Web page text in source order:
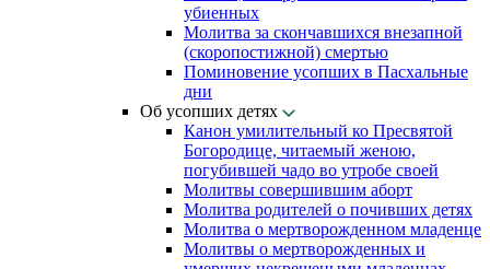
убиенных
Молитва за скончавшихся внезапной
(скоропостижной) смертью
Поминовение усопших в Пасхальные
дни
Об усопших детях
Канон умилительный ко Пресвятой
Богородице, читаемый женою,
погубившей чадо во утробе своей
Молитвы совершившим аборт
Молитва родителей о почивших детях
Молитва о мертворожденном младенце
Молитвы о мертворожденных и